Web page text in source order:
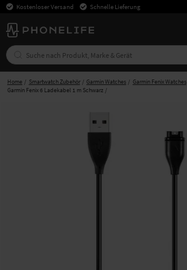
Kostenloser Versand Schnelle Lieferung
Home Smartwatch Zubehör Garmin Watches Garmin Fenix Watches
Garmin Fenix 6 Ladekabel 1 m Schwarz